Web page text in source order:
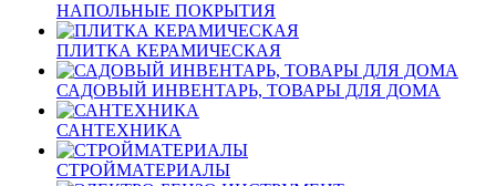
НАПОЛЬНЫЕ ПОКРЫТИЯ
ПЛИТКА КЕРАМИЧЕСКАЯ
САДОВЫЙ ИНВЕНТАРЬ, ТОВАРЫ ДЛЯ ДОМА
САНТЕХНИКА
СТРОЙМАТЕРИАЛЫ